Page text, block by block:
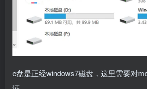
e盘是正经windows7磁盘，这里需要对